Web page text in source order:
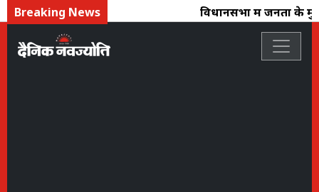
Breaking News विधानसभा में जनता के